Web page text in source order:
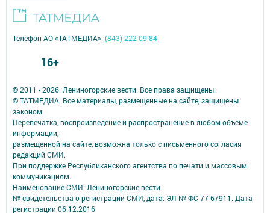
© 2011 - 2026. Лениногорские вести. Все права защищены.
© ТАТМЕДИА. Все материалы, размещенные на сайте, защищены
законом.
Перепечатка, воспроизведение и распространение в любом объеме
информации,
размещенной на сайте, возможна только с письменного согласия
редакций СМИ.
При поддержке Республиканского агентства по печати и массовым
коммуникациям.
Наименование СМИ: Лениногорские вести
№ свидетельства о регистрации СМИ, дата: ЭЛ № ФС 77-67911. Дата
регистрации 06.12.2016
Телефон АО «ТАТМЕДИА»:(843) 222 09 84
16+